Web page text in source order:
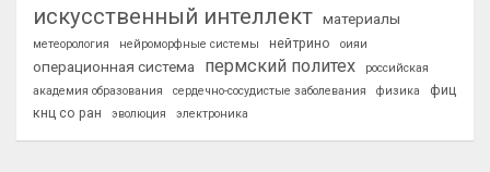
искусственный интеллект материалы
метеорология нейроморфные системы нейтрино оияи
операционная система пермский политех
российская
академия образования
сердечно-сосудистые заболевания физика
фиц
кнц со ран
эволюция электроника